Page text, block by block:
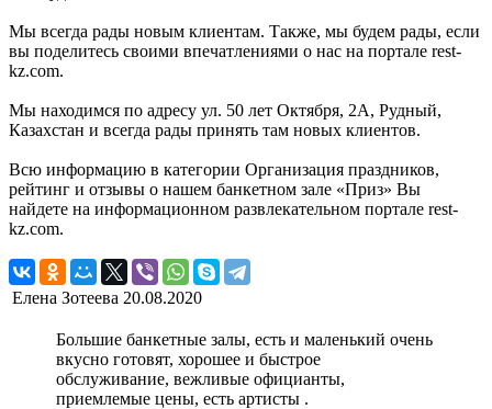
Мы всегда рады новым клиентам. Также, мы будем рады, если
вы поделитесь своими впечатлениями о нас на портале rest-
kz.com.
Мы находимся по адресу ул. 50 лет Октября, 2А, Рудный,
Казахстан и всегда рады принять там новых клиентов.
Всю информацию в категории Организация праздников,
рейтинг и отзывы о нашем банкетном зале «Приз» Вы
найдете на информационном развлекательном портале rest-
kz.com.
Елена Зотеева 20.08.2020
Большие банкетные залы, есть и маленький очень
вкусно готовят, хорошее и быстрое
обслуживание, вежливые официанты,
приемлемые цены, есть артисты .